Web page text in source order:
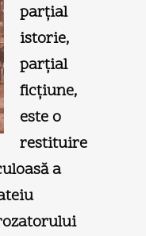
parţial
istorie,
parţial
ficţiune,
este o
restituire
a